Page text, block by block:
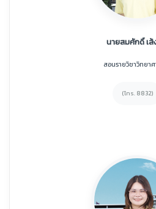
นายสมศักดิ์ เ
สอนรายวิชาวิทยา
(โทร. 8832)